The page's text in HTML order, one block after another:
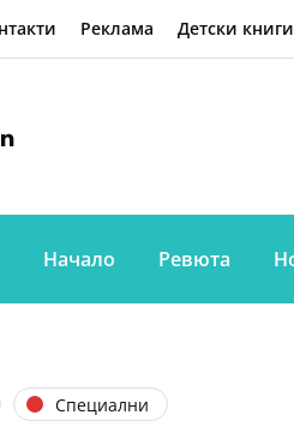
Реклама Детски книги
Начало Ревюта
Специални